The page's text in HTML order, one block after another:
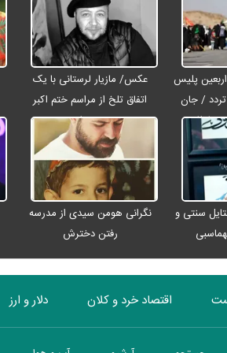
پلیس
تردد / جان
در تصادفات
عکس/ مازیار لرستانی با یک
اتفاق تلخ از مراسم ختم اکبر
عبدی رفت
سنتی و
نگرانی هومن سیدی از مدرسه
رفتن دخترش
اقتصاد خرد و کلان دلار و ارز